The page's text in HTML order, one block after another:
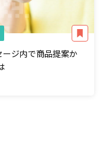
ジ内で商品提案か